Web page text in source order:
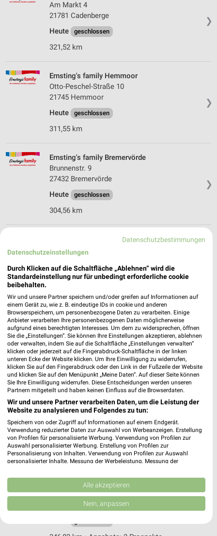
❯
Am Markt 4
21781 Cadenberge
Heute
geschlossen
321,52 km
❯
Ernsting's family Hemmoor
Otto-Peschel-Straße 10
21745 Hemmoor
Heute
geschlossen
311,55 km
❯
Ernsting's family Bremervörde
Brunnenstr. 9
27432 Bremervörde
Heute
geschlossen
304,56 km
Ernsting's family Cuxhaven
Abschnede 210
Heute geschlossen
Ernsting's family Cuxhaven
Nordersteinstraße 7
27472 Cuxhaven
Heute geschlossen
346,94 km
Tchibo Prozente Cuxhaven
Nordersteinstrasse 63a
27472 Cuxhaven
Heute geschlossen
346,98 km • Angebote: 5 Prospekte
❯
Kaufhaus Stolz Cuxhaven
Große Hardewiek 16-17
27472 Cuxhaven
Datenschutzbestimmungen
Datenschutzeinstellungen
Durch Klicken auf die Schaltfläche „Ablehnen“ wird die
Standardeinstellung nur für unbedingt erforderliche cookie
beibehalten.
Wir und unsere Partner speichern und/oder greifen auf Informationen auf
einem Gerät zu, wie z. B. eindeutige IDs in cookie und anderen
Browserspeichern, um personenbezogene Daten zu verarbeiten. Einige
Anbieter verarbeiten Ihre personenbezogenen Daten möglicherweise
aufgrund eines berechtigten Interesses. Um dem zu widersprechen, öffnen
Sie die „Einstellungen“. Sie können Ihre Einstellungen akzeptieren, ablehnen
oder verwalten, indem Sie auf die Schaltfläche „Einstellungen verwalten“
klicken oder jederzeit auf die Fingerabdruck-Schaltfläche in der linken
unteren Ecke der Website klicken. Um Ihre Einwilligung zu widerrufen,
klicken Sie auf den Fingerabdruck oder den Link in der Fußzeile der Website
und klicken Sie auf den Menüpunkt „Meine Daten“. Auf dieser Seite können
Sie Ihre Einwilligung widerrufen. Diese Entscheidungen werden unseren
Partnern mitgeteilt und haben keinen Einfluss auf die Browserdaten.
Wir und unsere Partner verarbeiten Daten, um die Leistung der
Website zu analysieren und Folgendes zu tun:
Speichern von oder Zugriff auf Informationen auf einem Endgerät.
Verwendung reduzierter Daten zur Auswahl von Werbeanzeigen. Erstellung
von Profilen für personalisierte Werbung. Verwendung von Profilen zur
Auswahl personalisierter Werbung. Erstellung von Profilen zur
Personalisierung von Inhalten. Verwendung von Profilen zur Auswahl
personalisierter Inhalte. Messung der Werbeleistung. Messung der
Kombinationen von Daten aus verschiedenen Quellen. Entwicklung und
Verbesserung der Angebote. Verwendung reduzierter Daten zur Auswahl
von Inhalten.
Daten können außerhalb der Europäischen Union weitergegeben und in die
Website/App.
Alle akzeptieren
Nein, anpassen